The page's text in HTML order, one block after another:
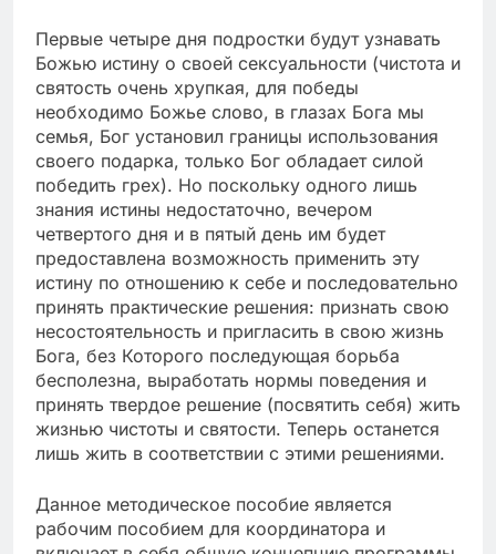
Первые четыре дня подростки будут узнавать
Божью истину о своей сексуальности (чистота и
святость очень хрупкая, для победы
необходимо Божье слово, в глазах Бога мы
семья, Бог установил границы использования
своего подарка, только Бог обладает силой
победить грех). Но поскольку одного лишь
знания истины недостаточно, вечером
четвертого дня и в пятый день им будет
предоставлена возможность применить эту
истину по отношению к себе и последовательно
принять практические решения: признать свою
несостоятельность и пригласить в свою жизнь
Бога, без Которого последующая борьба
бесполезна, выработать нормы поведения и
принять твердое решение (посвятить себя) жить
жизнью чистоты и святости. Теперь останется
лишь жить в соответствии с этими решениями.
Данное методическое пособие является
рабочим пособием для координатора и